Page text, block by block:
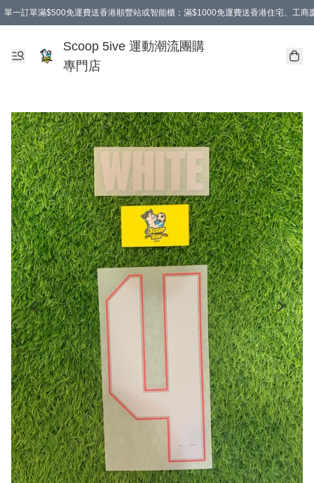
單一訂單滿$500免運費送香港順豐站或智能櫃；滿$1000免運費送香港住宅、工商
Scoop 5ive 運動潮流團購
專門店